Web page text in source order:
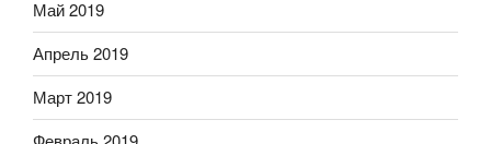
Май 2019
Апрель 2019
Март 2019